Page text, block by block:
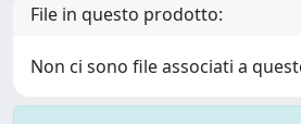
File in questo prodotto:
Non ci sono file associati a